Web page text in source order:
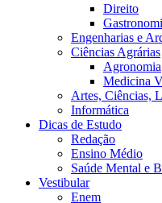
Direito
Engenharias e
Ciências Agrárias
Agronomia
Medicina
Artes, Ciências,
Informática
Dicas de Estudo
Redação
Ensino Médio
Saúde Mental e
Vestibular
Enem